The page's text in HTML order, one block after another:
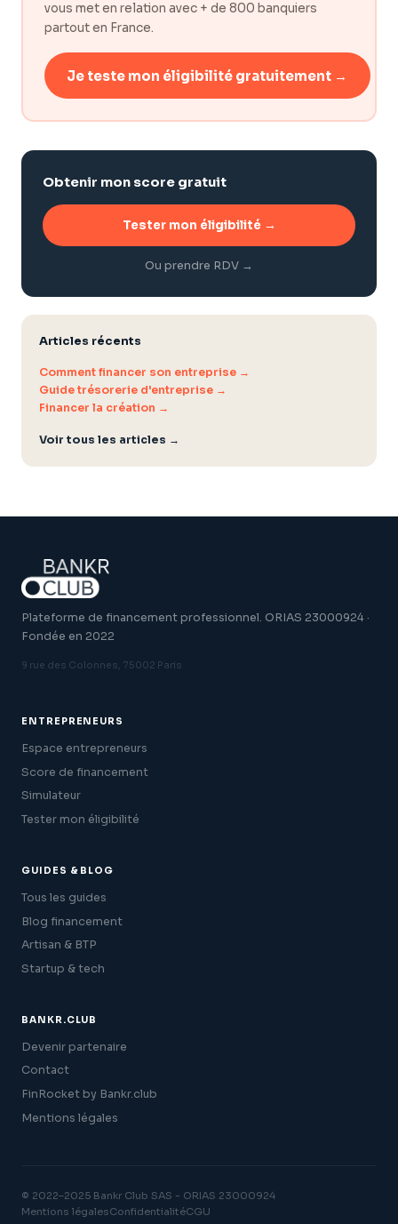
vous met en relation avec + de 800 banquiers
partout en France.
Je teste mon éligibilité gratuitement →
Obtenir mon score gratuit
Tester mon éligibilité →
Ou prendre RDV →
Articles récents
Comment financer son entreprise →
Guide trésorerie d'entreprise →
Financer la création →
Voir tous les articles →
Plateforme de financement professionnel. ORIAS 23000924 ·
Fondée en 2022
9 rue des Colonnes, 75002 Paris
ENTREPRENEURS
Espace entrepreneurs
Score de financement
Simulateur
Tester mon éligibilité
GUIDES & BLOG
Tous les guides
Blog financement
Artisan & BTP
Startup & tech
BANKR.CLUB
Devenir partenaire
Contact
FinRocket by Bankr.club
Mentions légales
© 2022–2025 Bankr Club SAS - ORIAS 23000924
Mentions légalesConfidentialitéCGU